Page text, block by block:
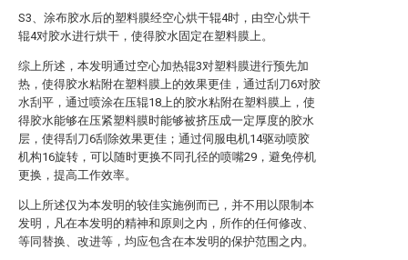
S3、涂布胶水后的塑料膜经空心烘干辊4时，由空心烘干
辊4对胶水进行烘干，使得胶水固定在塑料膜上。
综上所述，本发明通过空心加热辊3对塑料膜进行预先加
热，使得胶水粘附在塑料膜上的效果更佳，通过刮刀6对胶
水刮平，通过喷涂在压辊18上的胶水粘附在塑料膜上，使
得胶水能够在压紧塑料膜时能够被挤压成一定厚度的胶水
层，使得刮刀6刮除效果更佳；通过伺服电机14驱动喷胶
机构16旋转，可以随时更换不同孔径的喷嘴29，避免停机
更换，提高工作效率。
以上所述仅为本发明的较佳实施例而已，并不用以限制本
发明，凡在本发明的精神和原则之内，所作的任何修改、
等同替换、改进等，均应包含在本发明的保护范围之内。